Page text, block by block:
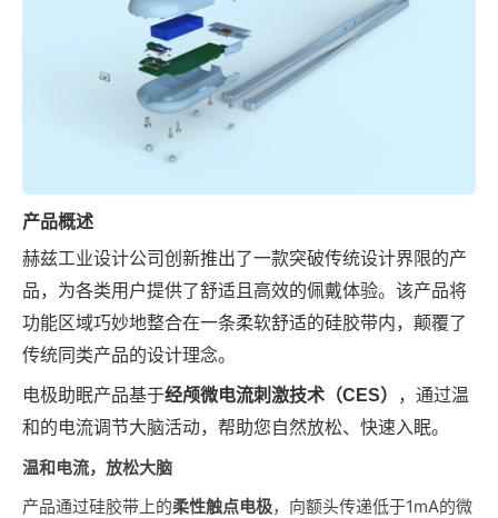
产品概述
赫兹工业设计公司创新推出了一款突破传统设计界限的产
品，为各类用户提供了舒适且高效的佩戴体验。该产品将
功能区域巧妙地整合在一条柔软舒适的硅胶带内，颠覆了
传统同类产品的设计理念。
电极助眠产品基于‌经颅微电流刺激技术（CES）
‌，通过温
和的电流调节大脑活动，帮助您自然放松、快速入眠。
温和电流，放松大脑
产品通过硅胶带上的‌柔性触点电极‌，向额头传递低于1mA的微